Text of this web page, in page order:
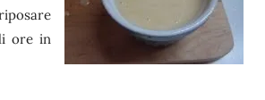
ore in